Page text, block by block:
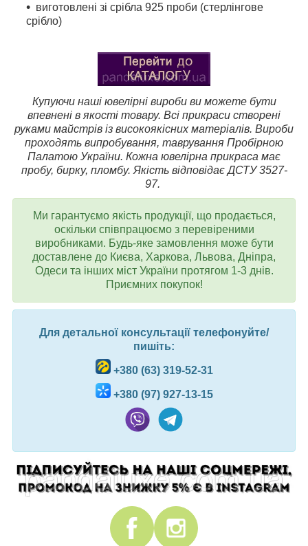
виготовлені зі срібла 925 проби (стерлінгове
срібло)
Купуючи наші ювелірні вироби ви можете бути
впевнені в якості товару. Всі прикраси створені
руками майстрів із високоякісних матеріалів. Вироби
проходять випробування, таврування Пробірною
Палатою України. Кожна ювелірна прикраса має
пробу, бирку, пломбу. Якість відповідає ДСТУ 3527-
97.
Ми гарантуємо якість продукції, що продається,
оскільки співпрацюємо з перевіреними
виробниками. Будь-яке замовлення може бути
доставлене до Києва, Харкова, Львова, Дніпра,
Одеси та інших міст України протягом 1-3 днів.
Приємних покупок!
Для детальної консультації телефонуйте/
пишіть:
+380 (63) 319-52-31
+380 (97) 927-13-15